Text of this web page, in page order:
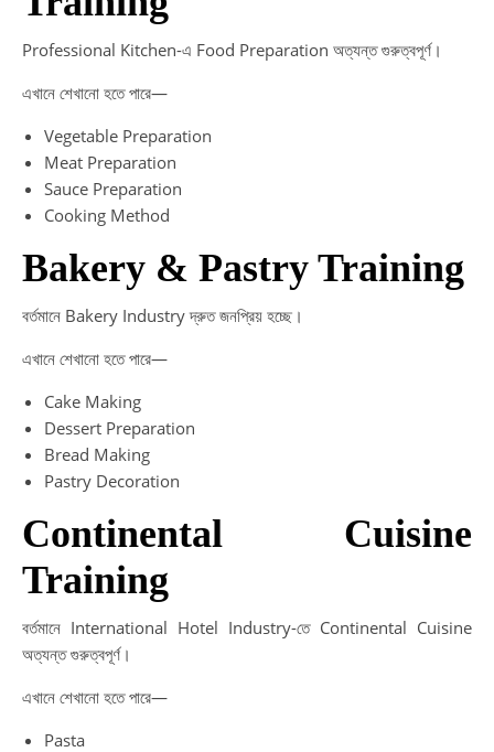
Professional Kitchen-এ Food Preparation অত্যন্ত গুরুত্বপূর্ণ।
এখানে শেখানো হতে পারে—
Vegetable Preparation
Meat Preparation
Sauce Preparation
Cooking Method
Bakery & Pastry Training
বর্তমানে Bakery Industry দ্রুত জনপ্রিয় হচ্ছে।
এখানে শেখানো হতে পারে—
Cake Making
Dessert Preparation
Bread Making
Pastry Decoration
Continental Cuisine
Training
বর্তমানে International Hotel Industry-তে Continental Cuisine
অত্যন্ত গুরুত্বপূর্ণ।
এখানে শেখানো হতে পারে—
Pasta